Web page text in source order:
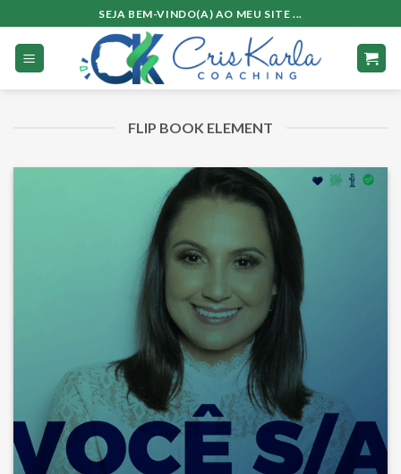
to
content
SEJA BEM-VINDO(A) AO MEU SITE ...
FLIP BOOK ELEMENT